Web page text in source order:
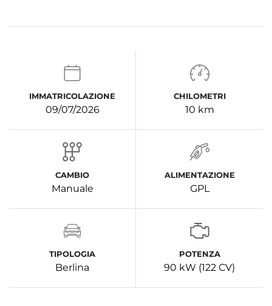
IMMATRICOLAZIONE
09/07/2026
CHILOMETRI
10 km
CAMBIO
Manuale
ALIMENTAZIONE
GPL
TIPOLOGIA
Berlina
POTENZA
90 kW (122 CV)